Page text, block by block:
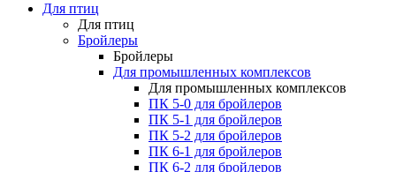
Для птиц
Для птиц
Бройлеры
Бройлеры
Для промышленных комплексов
Для промышленных комплексов
ПК 5-0 для бройлеров
ПК 5-1 для бройлеров
ПК 5-2 для бройлеров
ПК 6-1 для бройлеров
ПК 6-2 для бройлеров